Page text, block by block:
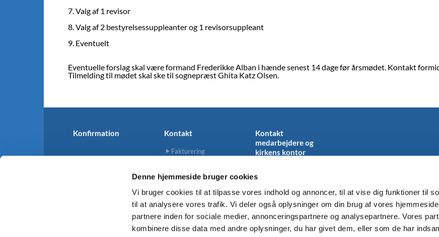
Denne hjemmeside bruger cookies
Vi bruger cookies til at tilpasse vores indhold og annoncer, til at vise dig funktioner til
til at analysere vores trafik. Vi deler også oplysninger om din brug af vores
partnere inden for sociale medier, annonceringspartnere og analysepartnere. Vores
kombinere disse data med andre oplysninger, du har givet dem, eller som de har
7. Valg af 1 revisor
8. Valg af 2 bestyrelsessuppleanter og 1 revisorsuppleant
9. Eventuelt
Eventuelle forslag skal være formand Frederikke Alban i hænde senest 14 dage før årsmødet. Kontakt
Tilmelding til mødet skal ske til sognepræst Ghita Katz Olsen.
Konfirmation Kontakt
Fakturering
Kontakt
medarbejdere og
kirkens kontor
 Islandsbryggessogn.dk · Kirkekontor: Kigkurren 8A, 2. th., 2300 København S. 32 57 41